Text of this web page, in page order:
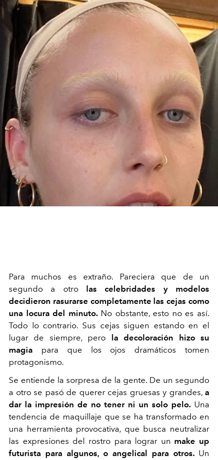
Para muchos es extraño. Pareciera que de un
segundo a otro
las celebridades y modelos
decidieron rasurarse completamente las cejas como
una locura del minuto.No obstante, esto no es así.
Todo lo contrario. Sus cejas siguen estando en el
lugar de siempre, pero
la decoloración hizo su
magia para que los ojos dramáticos tomen
protagonismo.
Se entiende la sorpresa de la gente. De un segundo
a otro se pasó de querer cejas gruesas y grandes, a
dar la impresión de no tener ni un solo pelo. Una
tendencia de maquillaje que se ha transformado en
una herramienta provocativa, que busca neutralizar
las expresiones del rostro para lograr un make up
futurista para algunos, o angelical para otros. Un